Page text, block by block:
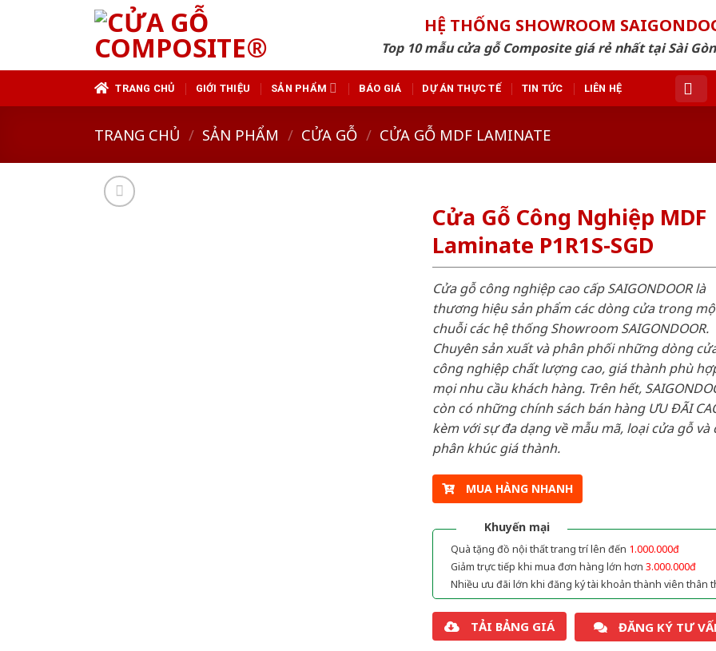
HỆ THỐNG SHOWROOM
Top 10 mẫu cửa gỗ Composite giá rẻ nhất tại Sài
TRANG CHỦ GIỚI THIỆU SẢN PHẨM BÁO GIÁ DỰ ÁN THỰC TẾ TIN TỨC LIÊN HỆ
TRANG CHỦ / SẢN PHẨM / CỬA GỖ / CỬA GỖ MDF LAMINATE
Cửa Gỗ Công Nghiệp MDF
Laminate P1R1S-SGD
Cửa gỗ công nghiệp cao cấp SAIGONDOOR là
thương hiệu sản phẩm các dòng cửa trong
chuỗi các hệ thống Showroom SAIGONDOOR.
Chuyên sản xuất và phân phối những dòng
công nghiệp chất lượng cao, giá thành phù
mọi nhu cầu khách hàng. Trên hết,
còn có những chính sách bán hàng ƯU ĐÃI
kèm với sự đa dạng về mẫu mã, loại cửa gỗ và
phân khúc giá thành.
MUA HÀNG NHANH
Khuyến mại
Quà tặng đồ nội thất trang trí lên đến 1.000.000đ
Giảm trực tiếp khi mua đơn hàng lớn hơn 3.000.000đ
Nhiều ưu đãi lớn khi đăng ký tài khoản thành viên thân
TẢI BẢNG GIÁ ĐĂNG KÝ TƯ